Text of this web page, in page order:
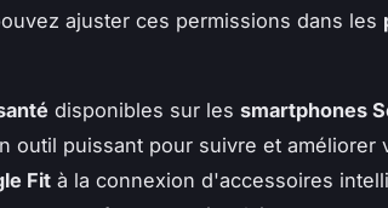
ajuster ces permissions dans les
disponibles sur les smartphones
outil puissant pour suivre et améliorer
Fit à la connexion d'accessoires